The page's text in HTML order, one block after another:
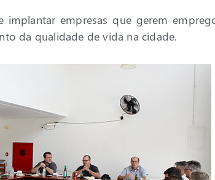
implantar empresas que gerem
da qualidade de vida na cidade.